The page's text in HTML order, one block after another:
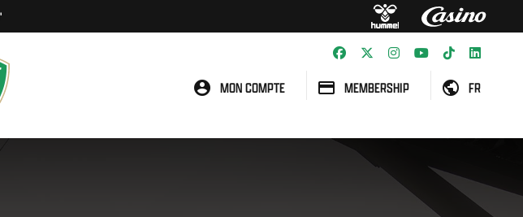
MON COMPTE MEMBERSHIP FR